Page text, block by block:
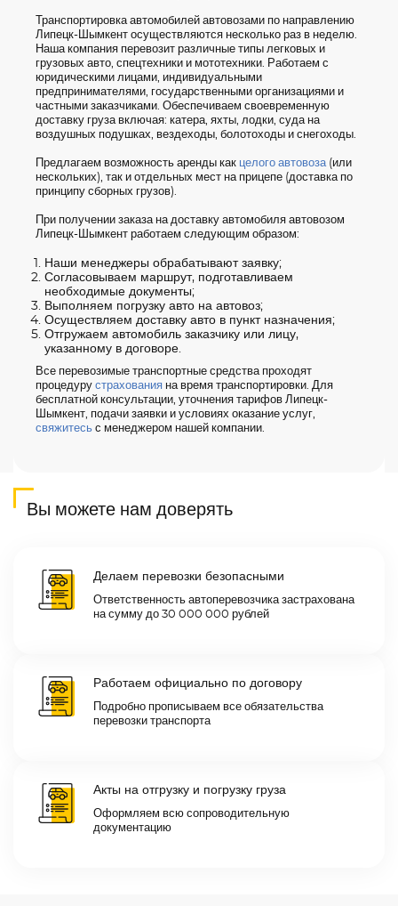
Транспортировка автомобилей автовозами по направлению
Липецк-Шымкент осуществляются несколько раз в неделю.
Наша компания перевозит различные типы легковых и
грузовых авто, спецтехники и мототехники. Работаем с
юридическими лицами, индивидуальными
предпринимателями, государственными организациями и
частными заказчиками. Обеспечиваем своевременную
доставку груза включая: катера, яхты, лодки, суда на
воздушных подушках, вездеходы, болотоходы и снегоходы.
Предлагаем возможность аренды как целого автовоза(или
нескольких), так и отдельных мест на прицепе (доставка по
принципу сборных грузов).
При получении заказа на доставку автомобиля автовозом
Липецк-Шымкент работаем следующим образом:
Наши менеджеры обрабатывают заявку;
Согласовываем маршрут, подготавливаем
необходимые документы;
Выполняем погрузку авто на автовоз;
Осуществляем доставку авто в пункт назначения;
Отгружаем автомобиль заказчику или лицу,
указанному в договоре.
Все перевозимые транспортные средства проходят
процедуру страхования на время транспортировки. Для
бесплатной консультации, уточнения тарифов Липецк-
Шымкент, подачи заявки и условиях оказание услуг,
свяжитесь с менеджером нашей компании.
Вы можете нам доверять
Делаем перевозки безопасными
Ответственность автоперевозчика застрахована
на сумму до 30 000 000 рублей
Работаем официально по договору
Подробно прописываем все обязательства
перевозки транспорта
Акты на отгрузку и погрузку груза
Оформляем всю сопроводительную
документацию